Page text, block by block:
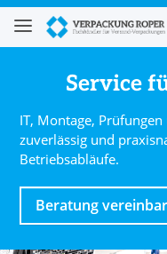
Service
IT, Montage,
zuverlässig und
Betriebsabläufe.
Beratung